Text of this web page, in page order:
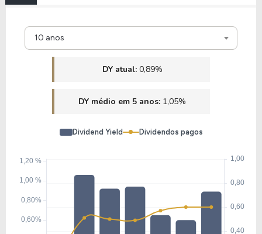
F1TV34
0,28%
10 anos
DY atual: 0,89%
DY médio em 5 anos: 1,05%
Dividend Yield Dividendos pagos